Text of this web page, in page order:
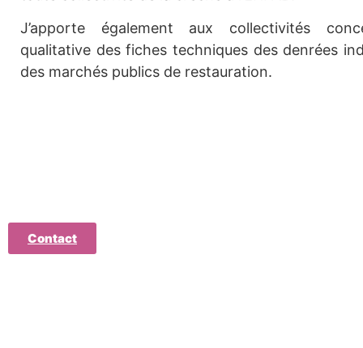
J’apporte également aux collectivités
qualitative des fiches techniques des denrées
des marchés publics de restauration.
Contact